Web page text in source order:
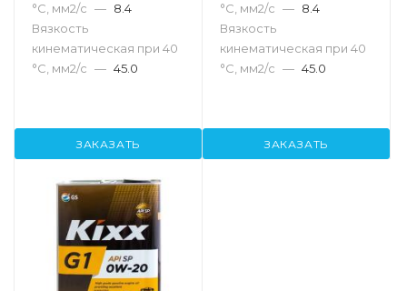
°С, мм2/с — 8.4
Вязкость
кинематическая при 40
°С, мм2/с — 45.0
ЗАКАЗАТЬ
°С, мм2/с — 8.4
Вязкость
кинематическая при 40
°С, мм2/с — 45.0
ЗАКАЗАТЬ